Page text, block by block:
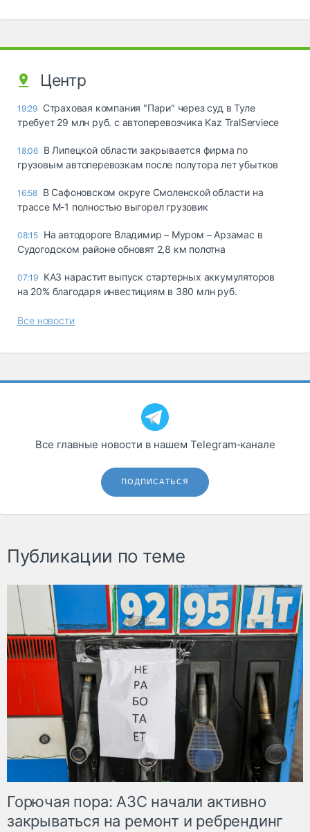
Центр
19:29 Страховая компания "Пари" через суд в Туле
требует 29 млн руб. с автоперевозчика Kaz TralServiece
18:06 В Липецкой области закрывается фирма по
грузовым автоперевозкам после полутора лет убытков
16:58 В Сафоновском округе Смоленской области на
трассе М-1 полностью выгорел грузовик
08:15 На автодороге Владимир – Муром – Арзамас в
Судогодском районе обновят 2,8 км полотна
07:19 КАЗ нарастит выпуск стартерных аккумуляторов
на 20% благодаря инвестициям в 380 млн руб.
Все новости
Все главные новости в нашем Telegram‑канале
ПОДПИСАТЬСЯ
Публикации по теме
Горючая пора: АЗС начали активно
закрываться на ремонт и ребрендинг